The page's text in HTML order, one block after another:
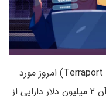
پلتفرم دیفای تراپورت فایننس (Terraport Finance) امروز مورد
قرار گرفت و در جریان آن ۲ میلیون دلار دارایی از